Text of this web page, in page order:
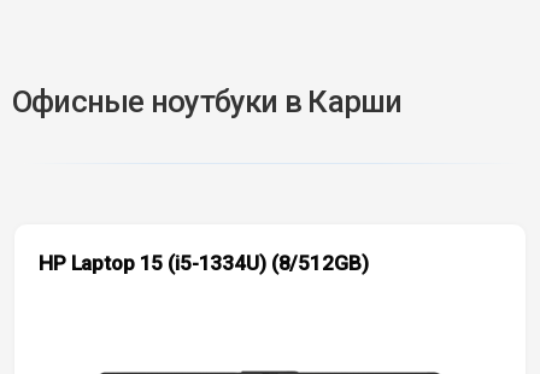
Офисные ноутбуки в Карши
HP Laptop 15 (i5-1334U) (8/512GB)